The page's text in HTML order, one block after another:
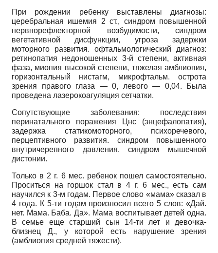
При рождении ребенку выставлены диагнозы:
церебральная ишемия 2 ст., синдром повышенной
нервнорефлектор­ной возбудимости, синдром
вегетативной дисфункции, угроза задержки
моторного развития. офтальмологический диагноз:
ретинопатия недоношенных 3-й степени, активная
фаза, миопия высокой степени, тяжелая амблиопия,
горизонтальный нистагм, микрофтальм. острота
зрения правого глаза — 0, левого — 0,04. Была
проведена лазерокоагуляция сетчатки.
Сопутствующие заболевания: последствия
перинатального поражения Цнс (энцефалопатия),
задержка статико­моторного, психоречевого,
перцептивного развития. синдром повышенного
внутричерепного давления. синдром мышечной
дистонии.
Только в 2 г. 6 мес. ребенок пошел самостоятельно.
Проситься на горшок стал в 4 г. 6 мес., есть сам
научился к 3-м годам. Первое слово «мама» сказал в
4 года. К 5-ти годам произносил всего 5 слов: «Дай.
нет. Мама. Баба. Да». Мама воспитывает детей одна.
В семье еще старший сын 14-ти лет и девочка-
близнец Д., у которой есть нарушение зрения
(амблиопия средней тяжести).